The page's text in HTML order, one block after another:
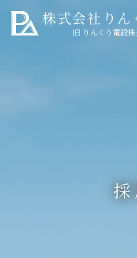
株式会社りん
旧 りんくう電設